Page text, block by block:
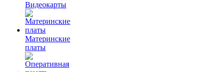
Видеокарты
Материнские
платы